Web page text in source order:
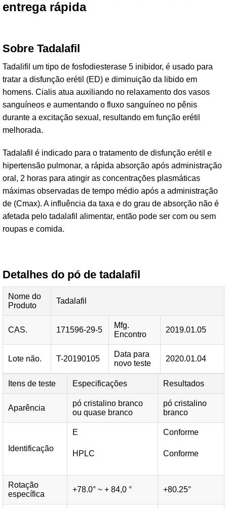
entrega rápida
Sobre Tadalafil
Tadalifil um tipo de fosfodiesterase 5 inibidor, é usado para
tratar a disfunção erétil (ED) e diminuição da libido em
homens. Cialis atua auxiliando no relaxamento dos vasos
sanguíneos e aumentando o fluxo sanguíneo no pênis
durante a excitação sexual, resultando em função erétil
melhorada.
Tadalafil é indicado para o tratamento de disfunção erétil e
hipertensão pulmonar, a rápida absorção após administração
oral, 2 horas para atingir as concentrações plasmáticas
máximas observadas de tempo médio após a administração
de (Cmax). A influência da taxa e do grau de absorção não é
afetada pelo tadalafil alimentar, então pode ser com ou sem
roupas e comida.
Detalhes do pó de tadalafil
Nome do
Produto
Tadalafil
CAS. 171596-29-5
Mfg.
Encontro
2019.01.05
Lote não. T-20190105
Data para
novo teste
2020.01.04
Itens de teste Especificações Resultados
Aparência
pó cristalino branco
ou quase branco
pó cristalino
branco
Identificação
E
HPLC
Conforme
Conforme
Rotação
específica
+78.0° ~ + 84,0 ° +80.25°